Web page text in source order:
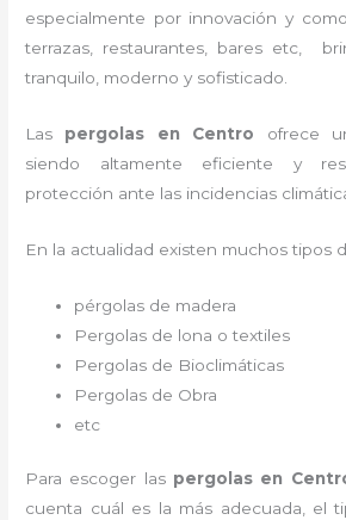
especialmente por innovación y
terrazas, restaurantes, bares etc,
tranquilo, moderno y sofisticado.
Las pergolas en Centro ofrece
siendo altamente eficiente y
protección ante las incidencias
En la actualidad existen muchos tipos
pérgolas de madera
Pergolas de lona o textiles
Pergolas de Bioclimáticas
Pergolas de Obra
etc
Para escoger las pergolas en
cuenta cuál es la más adecuada, el